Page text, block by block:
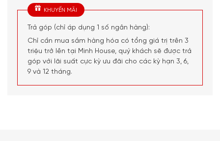
KHUYẾN MÃI
Trả góp (chỉ áp dụng 1 số ngân hàng):
Chỉ cần mua sắm hàng hóa có tổng giá trị trên 3
triệu trở lên tại Minh House, quý khách sẽ được trả
góp với lãi suất cực kỳ ưu đãi cho các kỳ hạn 3, 6,
9 và 12 tháng.